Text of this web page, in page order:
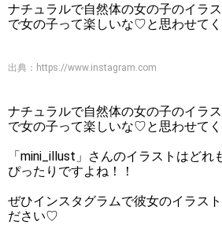
ナチュラルで自然体の女の子のイラ
で女の子って楽しいな♡と思わせてく
出典： https://www.instagram.com
ナチュラルで自然体の女の子のイラ
で女の子って楽しいな♡と思わせてく
「mini_illust」さんのイラストはどれ
ぴったりですよね！！
ぜひインスタグラムで彼女のイラス
ださい♡